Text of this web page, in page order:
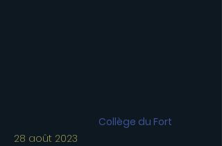
Collège du Fort
28 août 2023